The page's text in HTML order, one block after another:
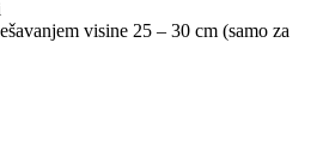
visine 25 – 30 cm (samo za